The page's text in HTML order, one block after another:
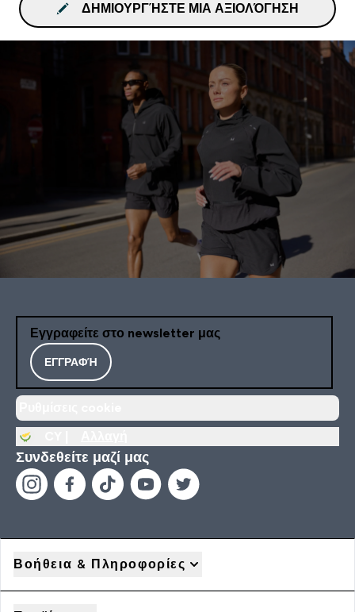
ΔΗΜΙΟΥΡΓΉΣΤΕ ΜΙΑ ΑΞΙΟΛΌΓΗΣΗ
Εγγραφείτε στο newsletter μας
ΕΓΓΡΑΦΉ
Συνδεθείτε μαζί μας
Βοήθεια & Πληροφορίες